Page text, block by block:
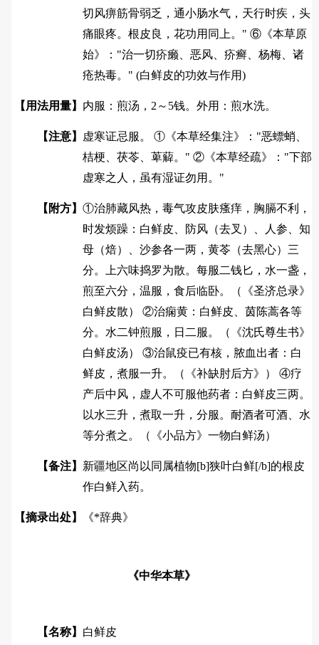
切风痹筋骨弱乏，通小肠水气，天行时疾，头
痛眼疼。根皮良，花功用同上。" ⑥《本草原
始》："治一切疥癞、恶风、疥癣、杨梅、诸
疮热毒。" (白鲜皮的功效与作用)
【用法用量】 内服：煎汤，2～5钱。外用：煎水洗。
【注意】
虚寒证忌服。 ①《本草经集注》："恶螵蛸、
桔梗、茯苓、萆薢。" ②《本草经疏》："下部
虚寒之人，虽有湿证勿用。"
【附方】 ①治肺藏风热，毒气攻皮肤瘙痒，胸膈不利，
时发烦躁：白鲜皮、防风（去叉）、人参、知
母（焙）、沙参各一两，黄苓（去黑心）三
分。上六味捣罗为散。每服二钱匕，水一盏，
煎至六分，温服，食后临卧。（《圣济总录》
白鲜皮散） ②治痫黄：白鲜皮、茵陈蒿各等
分。水二钟煎服，日二服。（《沈氏尊生书》
白鲜皮汤） ③治鼠疫已有核，脓血出者：白
鲜皮，煮服一升。（《补缺肘后方》） ④疗
产后中风，虚人不可服他药者：白鲜皮三两。
以水三升，煮取一升，分服。耐酒者可酒、水
等分煮之。（《小品方》一物白鲜汤）
【备注】 新疆地区尚以同属植物[b]狭叶白鲜[/b]的根皮
作白鲜入药。
【摘录出处】 《*辞典》
《中华本草》
【名称】 白鲜皮